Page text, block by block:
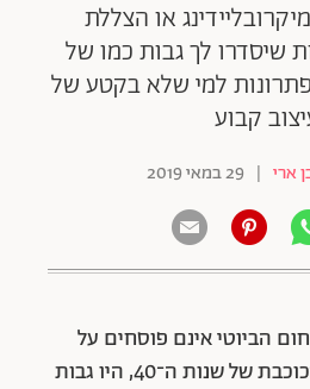
או הצללת
שיסדרו לך גבות כמו של
למי שלא בקטע של
קבוע
ארי | 29 במאי 2019
הביוטי אינם פוסחים על
הגבות. למרלן דיטריך, ה־כוכבת של שנות ה־40, היו גבות